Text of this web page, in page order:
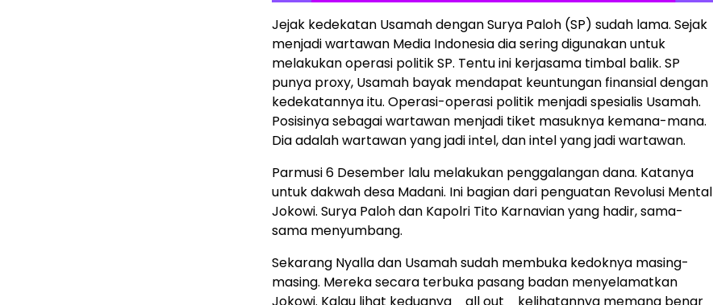
Jejak kedekatan Usamah dengan Surya Paloh (SP) sudah lama. Sejak
menjadi wartawan Media Indonesia dia sering digunakan untuk
melakukan operasi politik SP. Tentu ini kerjasama timbal balik. SP
punya proxy, Usamah bayak mendapat keuntungan finansial dengan
kedekatannya itu. Operasi-operasi politik menjadi spesialis Usamah.
Posisinya sebagai wartawan menjadi tiket masuknya kemana-mana.
Dia adalah wartawan yang jadi intel, dan intel yang jadi wartawan.
Parmusi 6 Desember lalu melakukan penggalangan dana. Katanya
untuk dakwah desa Madani. Ini bagian dari penguatan Revolusi Mental
Jokowi. Surya Paloh dan Kapolri Tito Karnavian yang hadir, sama-
sama menyumbang.
Sekarang Nyalla dan Usamah sudah membuka kedoknya masing-
masing. Mereka secara terbuka pasang badan menyelamatkan